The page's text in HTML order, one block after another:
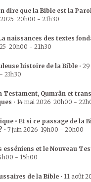
dire que la Bible est la
20h00 - 21h30
naissances des textes
20h00 - 21h30
histoire de la Bible • 29
- 23h30
Testament, Qumrân et
• 14 mai 2026 20h00 -
• Et si ce passage de la
• 7 juin 2026 19h00 - 20h00
esséniens et le Nouveau
- 15h00
de la Bible • 11 août